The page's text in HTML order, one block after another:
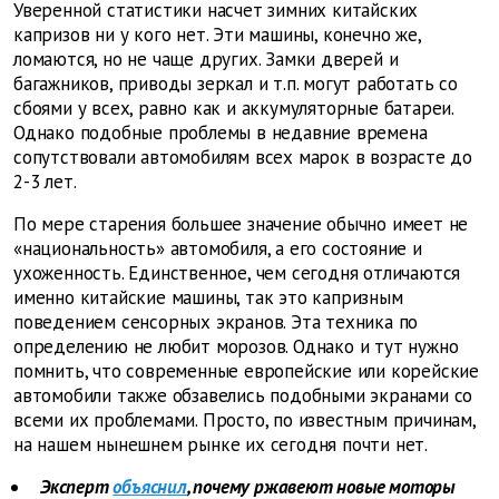
Уверенной статистики насчет зимних китайских
капризов ни у кого нет. Эти машины, конечно же,
ломаются, но не чаще других. Замки дверей и
багажников, приводы зеркал и т.п. могут работать со
сбоями у всех, равно как и аккумуляторные батареи.
Однако подобные проблемы в недавние времена
сопутствовали автомобилям всех марок в возрасте до
2-3 лет.
По мере старения большее значение обычно имеет не
«национальность» автомобиля, а его состояние и
ухоженность. Единственное, чем сегодня отличаются
именно китайские машины, так это капризным
поведением сенсорных экранов. Эта техника по
определению не любит морозов. Однако и тут нужно
помнить, что современные европейские или корейские
автомобили также обзавелись подобными экранами со
всеми их проблемами. Просто, по известным причинам,
на нашем нынешнем рынке их сегодня почти нет.
Экспертобъяснил, почему ржавеют новые моторы